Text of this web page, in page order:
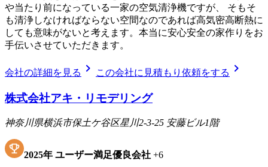
や当たり前になっている一家の空気清浄機ですが、 そもそ
も清浄しなければならない空間なのであれば高気密高断熱に
しても意味がないと考えます。本当に安心安全の家作りをお
手伝いさせていただきます。
会社の詳細を見る chevron_right この会社に見積もり依頼をする chevron_right
株式会社アキ・リモデリング
神奈川県横浜市保土ケ谷区星川2-3-25 安藤ビル1階
2025年 ユーザー満足優良会社 +6